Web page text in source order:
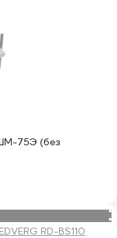
75Э (без